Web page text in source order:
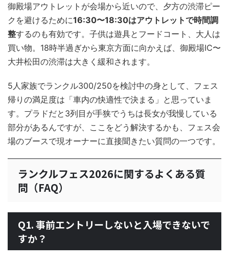
御殿場アウトレットが会場から近いので、夕方の渋滞ピー
クを避けるために16:30〜18:30はアウトレットで時間調
整するのも有効です。子供は遊具とフードコート、大人は
買い物。18時半過ぎから東京方面に向かえば、御殿場IC〜
大井松田の渋滞は大きく緩和されます。
5人家族でランクル300/250を検討中の身として、フェス
帰りの満足度は「車内の快適性で決まる」と思っていま
す。プラドだと3列目が手狭でうちは長女が我慢している
部分があるんですが、ここをどう解決するかも、フェス会
場のブースで現オーナーに直接聞きたい質問の一つです。
ランクルフェス2026に関するよくある質
問（FAQ）
Q1. 事前エントリーしないと入場できないで
すか？